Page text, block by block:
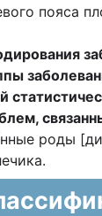
пояса
роды